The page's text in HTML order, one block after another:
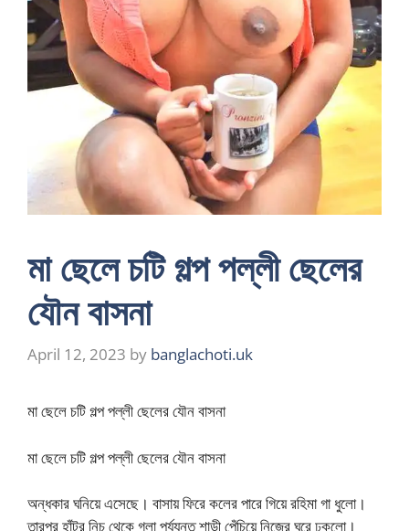
মা ছেলে চটি গল্প পল্লী ছেলের
যৌন বাসনা
April 12, 2023 by banglachoti.uk
মা ছেলে চটি গল্প পল্লী ছেলের যৌন বাসনা
মা ছেলে চটি গল্প পল্লী ছেলের যৌন বাসনা
অন্ধকার ঘনিয়ে এসেছে। বাসায় ফিরে কলের পারে গিয়ে রহিমা গা ধুলো।
তারপর হাঁটুর নিচ থেকে গলা পর্য্যন্ত শাড়ী পেঁচিয়ে নিজের ঘরে ঢুকলো।